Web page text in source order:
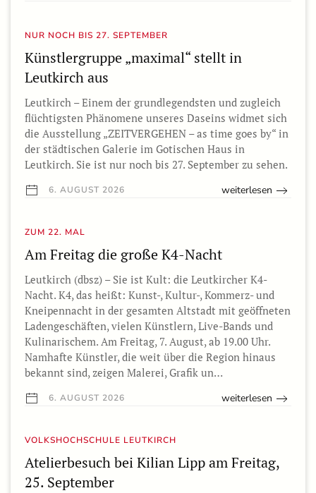
NUR NOCH BIS 27. SEPTEMBER
Künstlergruppe „maximal“ stellt in
Leutkirch aus
Leutkirch – Einem der grundlegendsten und zugleich
flüchtigsten Phänomene unseres Daseins widmet sich
die Ausstellung „ZEITVERGEHEN – as time goes by“ in
der städtischen Galerie im Gotischen Haus in
Leutkirch. Sie ist nur noch bis 27. September zu sehen.
6. AUGUST 2026 weiterlesen
ZUM 22. MAL
Am Freitag die große K4-Nacht
Leutkirch (dbsz) – Sie ist Kult: die Leutkircher K4-
Nacht. K4, das heißt: Kunst-, Kultur-, Kommerz- und
Kneipennacht in der gesamten Altstadt mit geöffneten
Ladengeschäften, vielen Künstlern, Live-Bands und
Kulinarischem. Am Freitag, 7. August, ab 19.00 Uhr.
Namhafte Künstler, die weit über die Region hinaus
bekannt sind, zeigen Malerei, Grafik un…
6. AUGUST 2026 weiterlesen
VOLKSHOCHSCHULE LEUTKIRCH
Atelierbesuch bei Kilian Lipp am Freitag,
25. September